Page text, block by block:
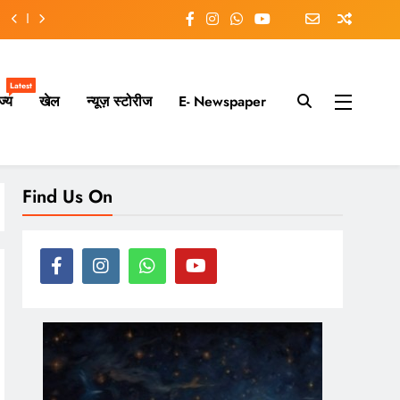
Latest
खेल न्यूज़ स्टोरीज E- Newspaper
Find Us On